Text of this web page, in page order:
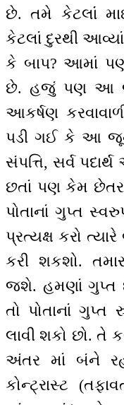
છે. તમે કેટલાંં
કેટલાં દુરથી
કે બાપ? આમાં
છે. હજું પણ આ
આકર્ષણ
પડી ગઈ કે આ
સંપત્તિ, સર્વ
છતાં પણ કેમ
પોતાનાં ગુપ્ત
પ્રત્યક્ષ કરો
કરી શકશો.
જશે. હમણાં ગુપ્ત
તો પોતાનાં ગુપ્ત
લાવી શકો છો. તે
અંતર માં બંને
કોન્ટ્રાસ્ટ